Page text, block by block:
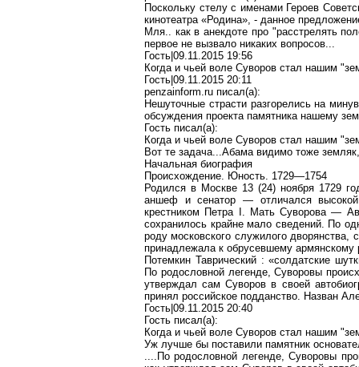
Поскольку стелу с именами Героев
кинотеатра «Родина», - данное
Мля.. как в анекдоте про "расстрелять
первое не вызвало никаких вопросов...
Гость|09.11.2015 19:56
Когда и чьей воле Суворов стал нашим
Гость |09.11.2015 20:11
penzainform.ru писал(a):
Нешуточные страсти разгорелись на
обсуждения проекта памятника нашему
Гость писал(a):
Когда и чьей воле Суворов стал нашим
Вот те задача...Абама видимо тоже
Начальная биография
Происхождение. Юность. 1729—1754
Родился в Москве 13 (24) ноября 1729
аншеф и сенатор — отличался высокой
крестником Петра I. Мать Суворова —
сохранилось крайне мало сведений. По
роду московского служилого дворянства,
принадлежала к обрусевшему армянскому
Потемкин Таврический : «солдатские
По родословной легенде, Суворовы
утверждал сам Суворов в своей
принял российское подданство. Назван
Гость|09.11.2015 20:40
Гость писал(а):
Когда и чьей воле Суворов стал нашим
Уж лучше бы поставили памятник
....По родословной легенде, Суворовы